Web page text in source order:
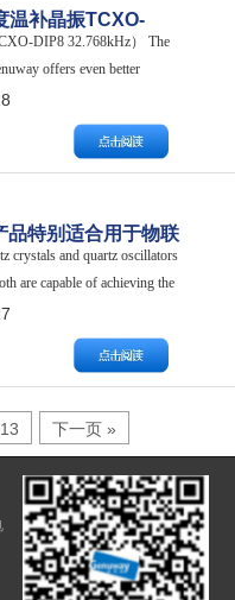
温补晶振TCXO-
DIP8 32.768kHz） The
offers even better
a 32.768 kHz TCXO, offering
品特别适合用于物联
crystals and quartz oscillators
are capable of achieving the
原则上，石英…
13 下一页 »